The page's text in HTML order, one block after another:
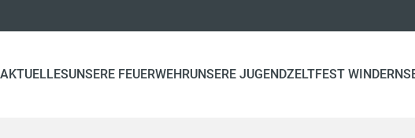
AKTUELLESUNSERE FEUERWEHRUNSERE JUGENDZELTFEST WINDERN